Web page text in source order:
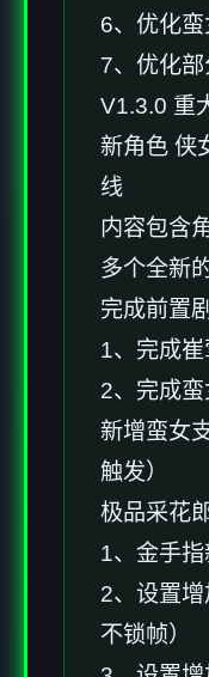
6、优化
7、优化
V1.3.0 重
新角色 侠
线
内容包含
多个全新
完成前置
1、完成
2、完成
新增蛮女
触发）
极品采花
1、金手
2、设置
不锁帧）